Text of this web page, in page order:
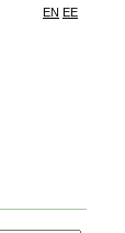
EN EE